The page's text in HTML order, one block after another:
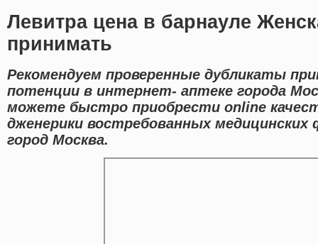
Левитра цена в барнауле
принимать
Рекомендуем проверенные дубликаты
потенции в интернет- аптеке города
можете быстро приобрести online
дженерики востребованных медицинских
город Москва.